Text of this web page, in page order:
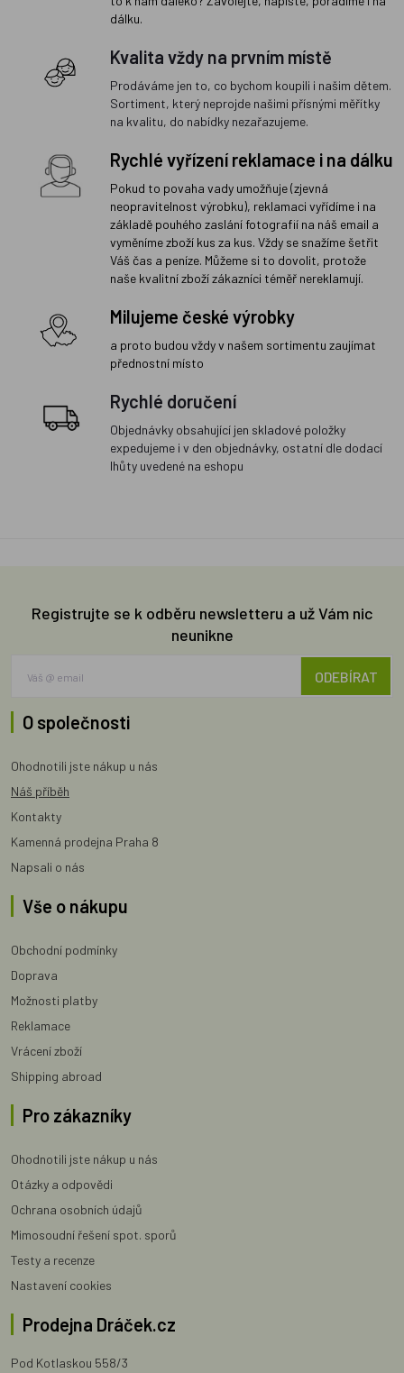
dálku.
Kvalita vždy na prvním místě
Prodáváme jen to, co bychom koupili i našim dětem.
Sortiment, který neprojde našimi přísnými měřítky
na kvalitu, do nabídky nezařazujeme.
Rychlé vyřízení reklamace i na dálku
Pokud to povaha vady umožňuje (zjevná
neopravitelnost výrobku), reklamaci vyřídíme i na
základě pouhého zaslání fotografií na náš email a
vyměníme zboží kus za kus. Vždy se snažíme šetřit
Váš čas a peníze. Můžeme si to dovolit, protože
naše kvalitní zboží zákazníci téměř nereklamují.
Milujeme české výrobky
a proto budou vždy v našem sortimentu zaujímat
přednostní místo
Rychlé doručení
Objednávky obsahující jen skladové položky
expedujeme i v den objednávky, ostatní dle dodací
lhůty uvedené na eshopu
Registrujte se k odběru newsletteru a už Vám nic
neunikne
ODEBÍRAT
O společnosti
Ohodnotili jste nákup u nás
Náš příběh
Kontakty
Kamenná prodejna Praha 8
Napsali o nás
Vše o nákupu
Obchodní podmínky
Doprava
Možnosti platby
Reklamace
Vrácení zboží
Shipping abroad
Pro zákazníky
Ohodnotili jste nákup u nás
Otázky a odpovědi
Ochrana osobních údajů
Mimosoudní řešení spot. sporů
Testy a recenze
Nastavení cookies
Prodejna Dráček.cz
Pod Kotlaskou 558/3